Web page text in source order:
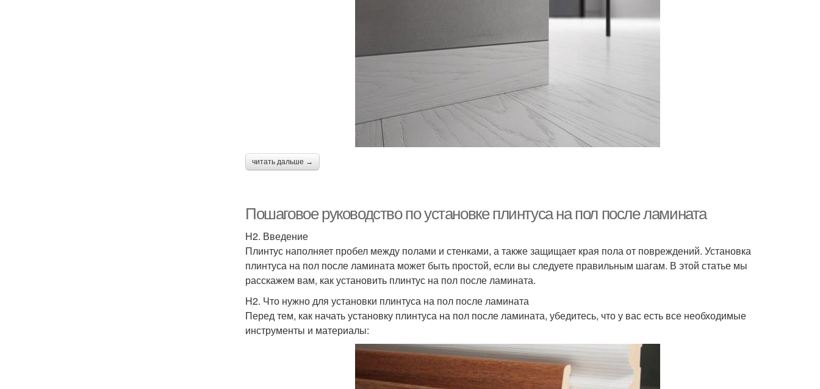
читать дальше →
Пошаговое руководство по установке плинтуса на пол после ламината
H2. Введение
Плинтус наполняет пробел между полами и стенками, а также защищает края пола от повреждений. Установка
плинтуса на пол после ламината может быть простой, если вы следуете правильным шагам. В этой статье мы
расскажем вам, как установить плинтус на пол после ламината.
H2. Что нужно для установки плинтуса на пол после ламината
Перед тем, как начать установку плинтуса на пол после ламината, убедитесь, что у вас есть все необходимые
инструменты и материалы: